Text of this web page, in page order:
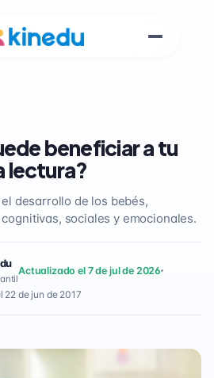
beneficiar a tu
lectura?
desarrollo de los bebés,
sociales y emocionales.
Actualizado el 7 de jul de 2026
22 de jun de 2017